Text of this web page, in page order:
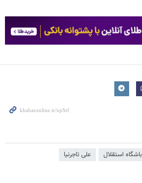
باشگاه استقلال علی تاجرنیا